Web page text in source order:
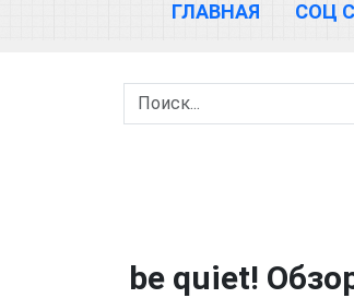
ГЛАВНАЯ СОЦ
be quiet!